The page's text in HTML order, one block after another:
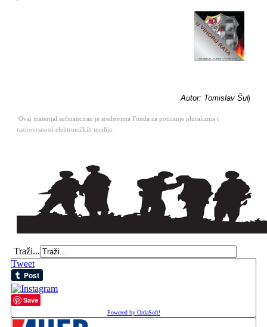
Autor: Tomislav Šulj
Ovaj materijal sufinanciran je sredstvima Fonda za poticanje pluralizma i
raznovrsnosti elektroničkih medija.
Traži...
Tweet
Save
Powered by OrdaSoft!